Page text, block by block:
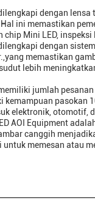
dengan
ini memastikan
Mini LED,
dengan
memastikan
lebih
jumlah
kemampuan pasokan
elektronik, otomotif,
AOI Equipment
canggih
untuk memesan atau